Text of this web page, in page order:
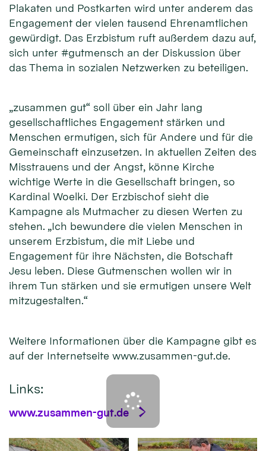
Plakaten und Postkarten wird unter anderem das
Engagement der vielen tausend Ehrenamtlichen
gewürdigt. Das Erzbistum ruft außerdem dazu auf,
sich unter #gutmensch an der Diskussion über
das Thema in sozialen Netzwerken zu beteiligen.
„zusammen gut“ soll über ein Jahr lang
gesellschaftliches Engagement stärken und
Menschen ermutigen, sich für Andere und für die
Gemeinschaft einzusetzen. In aktuellen Zeiten des
Misstrauens und der Angst, könne Kirche
wichtige Werte in die Gesellschaft bringen, so
Kardinal Woelki. Der Erzbischof sieht die
Kampagne als Mutmacher zu diesen Werten zu
stehen. „Ich bewundere die vielen Menschen in
unserem Erzbistum, die mit Liebe und
Engagement für ihre Nächsten, die Botschaft
Jesu leben. Diese Gutmenschen wollen wir in
ihrem Tun stärken und sie ermutigen unsere Welt
mitzugestalten.“
Weitere Informationen über die Kampagne gibt es
auf der Internetseite www.zusammen-gut.de.
Links:
www.zusammen-gut.de